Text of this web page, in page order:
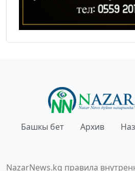
Башкы бет Архив
NazarNews.kg правила